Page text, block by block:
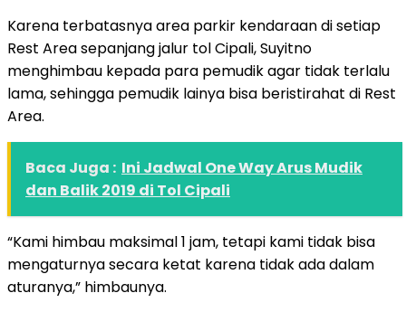
Karena terbatasnya area parkir kendaraan di setiap
Rest Area sepanjang jalur tol Cipali, Suyitno
menghimbau kepada para pemudik agar tidak terlalu
lama, sehingga pemudik lainya bisa beristirahat di Rest
Area.
Baca Juga : Ini Jadwal One Way Arus Mudik
dan Balik 2019 di Tol Cipali
“Kami himbau maksimal 1 jam, tetapi kami tidak bisa
mengaturnya secara ketat karena tidak ada dalam
aturanya,” himbaunya.